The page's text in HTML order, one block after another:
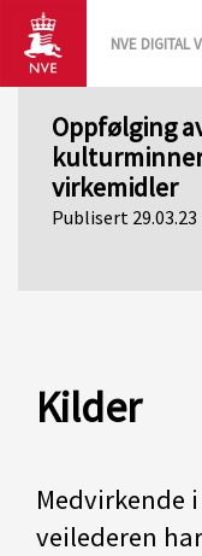
NVE DIGITAL
Oppfølging
virkemidler
Publisert 29.03.23
Kilder
Medvirkende
veilederen